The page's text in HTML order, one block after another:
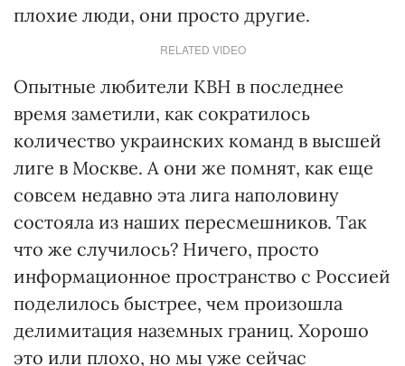
плохие люди, они просто другие.
RELATED VIDEO
Опытные любители КВН в последнее
время заметили, как сократилось
количество украинских команд в высшей
лиге в Москве. А они же помнят, как еще
совсем недавно эта лига наполовину
состояла из наших пересмешников. Так
что же случилось? Ничего, просто
информационное пространство с Россией
поделилось быстрее, чем произошла
делимитация наземных границ. Хорошо
это или плохо, но мы уже сейчас